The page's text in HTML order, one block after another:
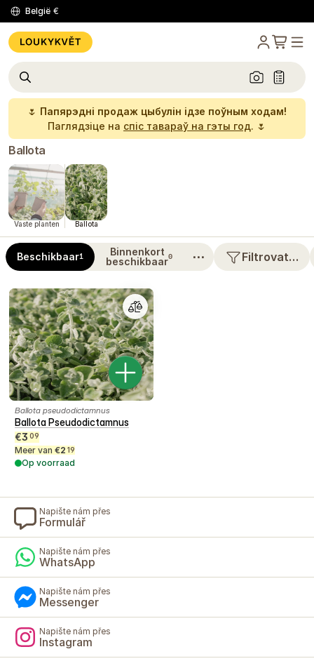
België €
🌷 Папярэдні продаж цыбулін ідзе поўным ходам!
Паглядзіце на спіс тавараў на гэты год. 🌷
Ballota
Vaste planten Ballota
Beschikbaar1
Binnenkort
beschikbaar0 ⋯ Filtrovat…
Ballota pseudodictamnus
Ballota Pseudodictamnus
€3 09
Meer van €2 19
Op voorraad
Napište nám přes
Formulář
Napište nám přes
WhatsApp
Napište nám přes
Messenger
Napište nám přes
Instagram